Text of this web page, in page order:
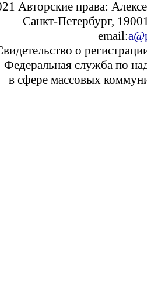
Авторские права:
Санкт-Петербург,
email:
о
Федеральная служба по
в сфере массовых